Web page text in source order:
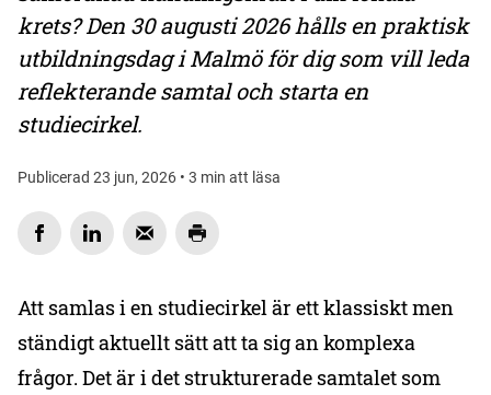
krets? Den 30 augusti 2026 hålls en praktisk
utbildningsdag i Malmö för dig som vill leda
reflekterande samtal och starta en
studiecirkel.
Publicerad 23 jun, 2026 • 3 min att läsa
Att samlas i en studiecirkel är ett klassiskt men
ständigt aktuellt sätt att ta sig an komplexa
frågor. Det är i det strukturerade samtalet som